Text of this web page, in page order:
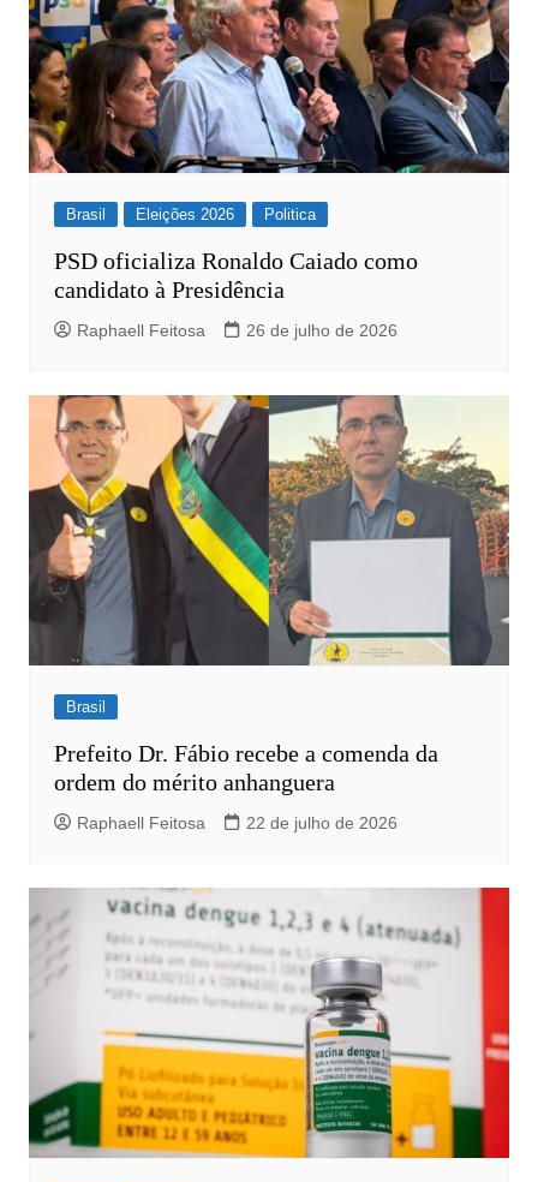
Brasil Eleições 2026 Politica
PSD oficializa Ronaldo Caiado como
candidato à Presidência
Raphaell Feitosa 26 de julho de 2026
Brasil
Prefeito Dr. Fábio recebe a comenda da
ordem do mérito anhanguera
Raphaell Feitosa 22 de julho de 2026